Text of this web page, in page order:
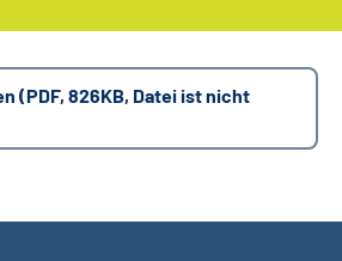
(PDF, 826KB, Datei ist nicht